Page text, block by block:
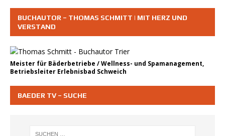
BUCHAUTOR – THOMAS SCHMITT | MIT HERZ UND
VERSTAND
Meister für Bäderbetriebe / Wellness- und Spamanagement,
Betriebsleiter Erlebnisbad Schweich
BAEDER TV – SUCHE